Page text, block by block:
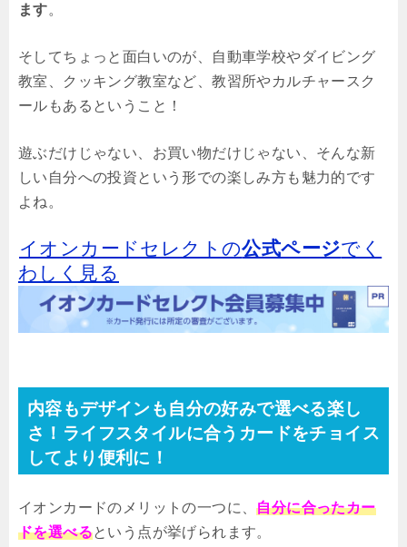
ます。
そしてちょっと面白いのが、自動車学校やダイビング
教室、クッキング教室など、教習所やカルチャースク
ールもあるということ！
遊ぶだけじゃない、お買い物だけじゃない、そんな新
しい自分への投資という形での楽しみ方も魅力的です
よね。
イオンカードセレクトの公式ページでく
わしく見る
内容もデザインも自分の好みで選べる楽し
さ！ライフスタイルに合うカードをチョイス
してより便利に！
イオンカードのメリットの一つに、自分に合ったカー
ドを選べるという点が挙げられます。